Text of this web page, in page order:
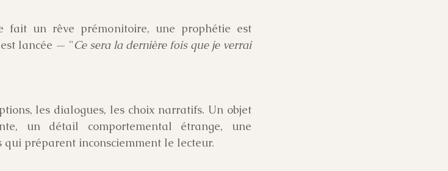
fait un rêve prémonitoire, une prophétie est
lancée — "Ce sera la dernière fois que je verrai
les dialogues, les choix narratifs. Un objet
un détail comportemental étrange, une
préparent inconsciemment le lecteur.